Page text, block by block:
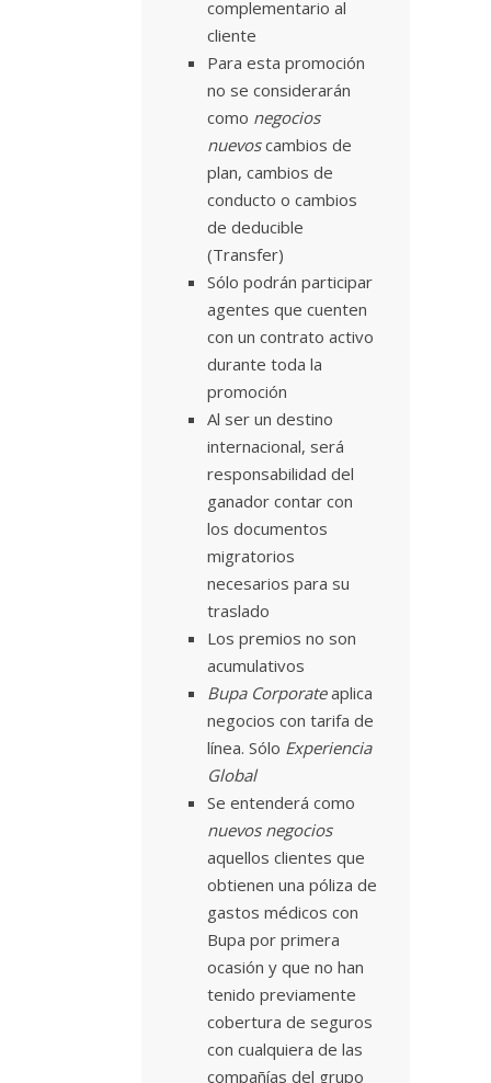
complementario al
cliente
Para esta promoción
no se considerarán
como negocios
nuevoscambios de
plan, cambios de
conducto o cambios
de deducible
(Transfer)
Sólo podrán participar
agentes que cuenten
con un contrato activo
durante toda la
promoción
Al ser un destino
internacional, será
responsabilidad del
ganador contar con
los documentos
migratorios
necesarios para su
traslado
Los premios no son
acumulativos
Bupa Corporateaplica
negocios con tarifa de
línea. Sólo Experiencia
Global
Se entenderá como
nuevos negocios
aquellos clientes que
obtienen una póliza de
gastos médicos con
Bupa por primera
ocasión y que no han
tenido previamente
cobertura de seguros
con cualquiera de las
compañías del grupo